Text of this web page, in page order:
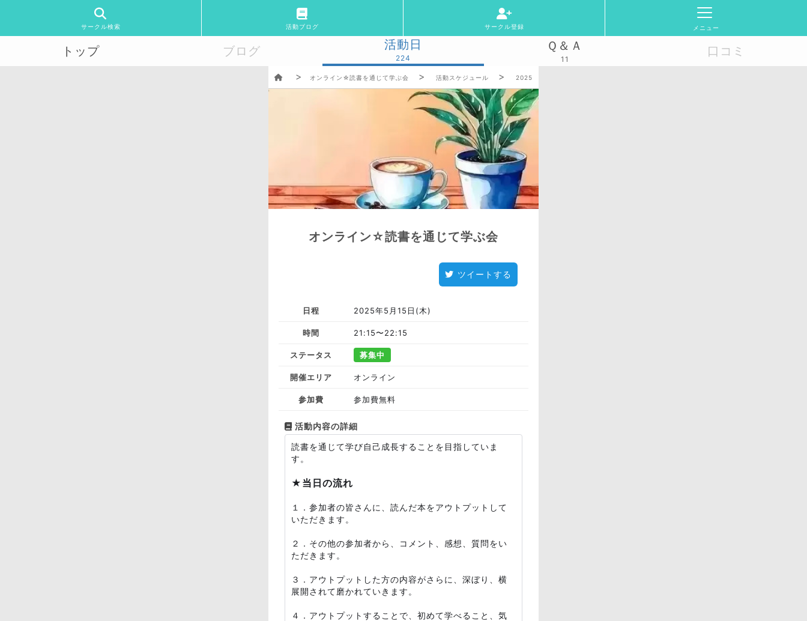
サークル検索 活動ブログ サークル登録 メニュー
トップ ブログ 活動日
224
Ｑ＆Ａ
11
口コミ
オンライン☆読書を通じて学ぶ会 活動スケジュール 2025/5/15(木)
オンライン☆読書を通じて学ぶ会
ツイートする
日程 2025年5月15日(木)
時間 21:15〜22:15
ステータス 募集中
開催エリア オンライン
参加費 参加費無料
活動内容の詳細
読書を通じて学び自己成長することを目指していま
す。
★当日の流れ
１．参加者の皆さんに、読んだ本をアウトプットして
いただきます。
２．その他の参加者から、コメント、感想、質問をい
ただきます。
３．アウトプットした方の内容がさらに、深ぼり、横
展開されて磨かれていきます。
４．アウトプットすることで、初めて学べること、気